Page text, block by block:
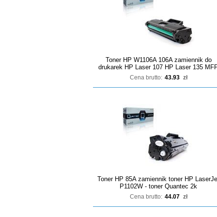
Toner HP W1106A 106A zamiennik do
drukarek HP Laser 107 HP Laser 135
Cena brutto: 43.93 zł
Toner HP 85A zamiennik toner HP
P1102W - toner Quantec 2k
Cena brutto: 44.07 zł